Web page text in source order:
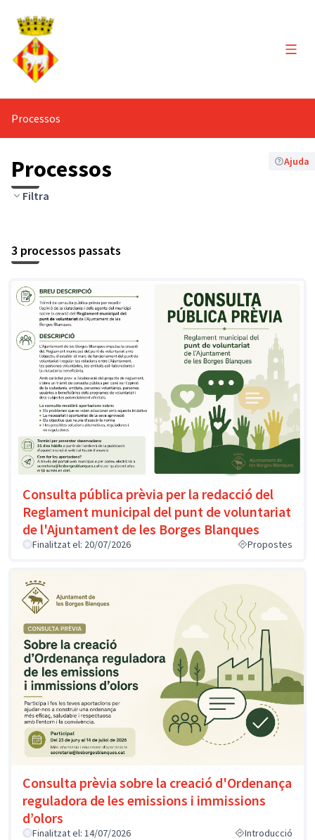
Processos
Processos
Filtra
Ajuda
3 processos passats
Consulta pública prèvia per la redacció del
Reglament municipal del punt de voluntariat
de l'Ajuntament de les Borges Blanques
Finalitzat el: 20/07/2026 Propostes
Consulta prèvia sobre la creació d'Ordenança
reguladora de les emissions i immissions
d’olors
Finalitzat el: 14/07/2026 Introducció